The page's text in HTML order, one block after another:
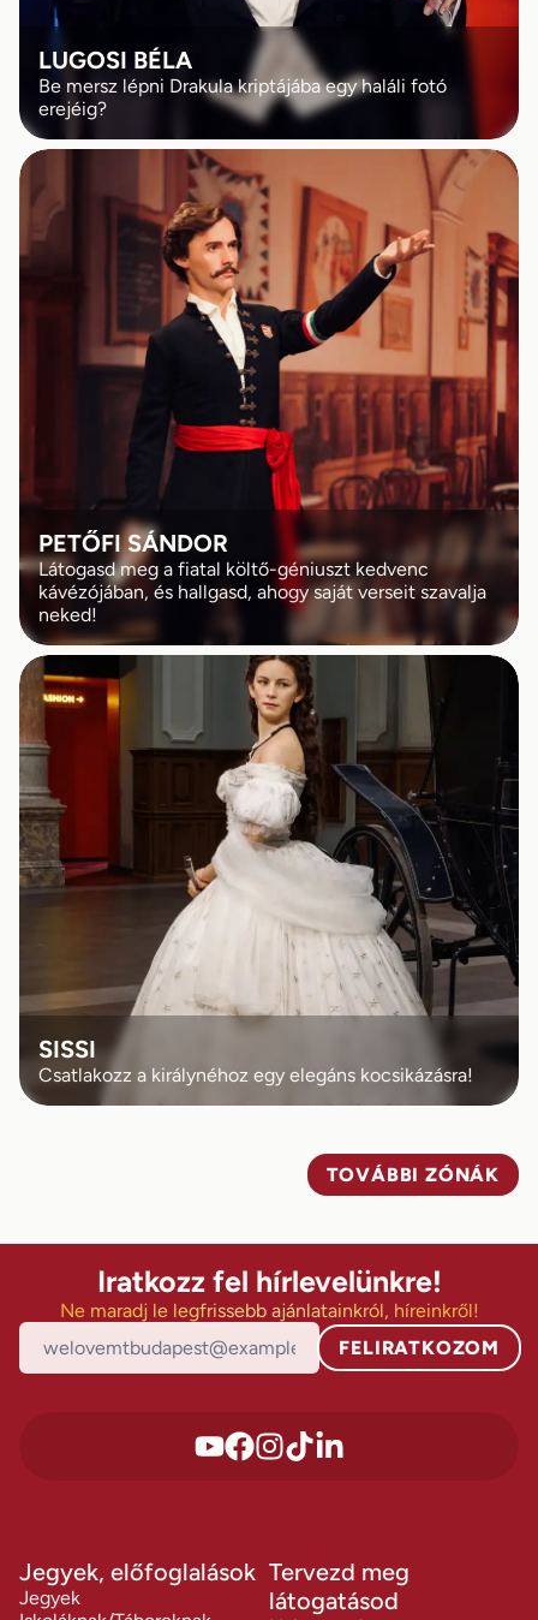
LUGOSI BÉLA
Be mersz lépni Drakula kriptájába egy haláli fotó
erejéig?
PETŐFI SÁNDOR
Látogasd meg a fiatal költő-géniuszt kedvenc
kávézójában, és hallgasd, ahogy saját verseit szavalja
neked!
SISSI
Csatlakozz a királynéhoz egy elegáns kocsikázásra!
TOVÁBBI ZÓNÁK
Ne maradj le legfrissebb ajánlatainkról, híreinkről!
Iratkozz fel hírlevelünkre!
FELIRATKOZOM
Jegyek, előfoglalások
Jegyek
Tervezd meg
látogatásod